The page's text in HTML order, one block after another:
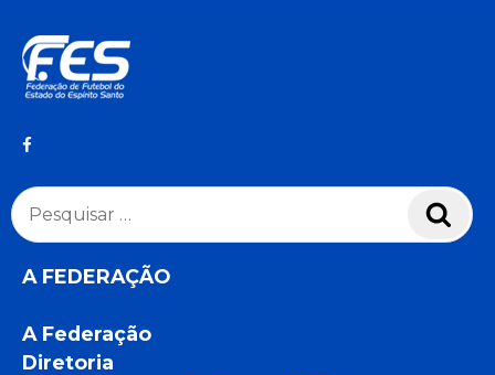
Pesquisar
por:
A FEDERAÇÃO
A Federação
Diretoria